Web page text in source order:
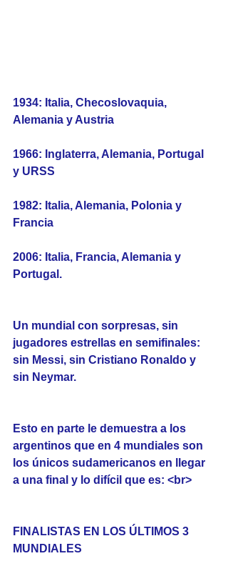
1934: Italia, Checoslovaquia,
Alemania y Austria
1966: Inglaterra, Alemania, Portugal
y URSS
1982: Italia, Alemania, Polonia y
Francia
2006: Italia, Francia, Alemania y
Portugal.
Un mundial con sorpresas, sin
jugadores estrellas en semifinales:
sin Messi, sin Cristiano Ronaldo y
sin Neymar.
Esto en parte le demuestra a los
argentinos que en 4 mundiales son
los únicos sudamericanos en llegar
a una final y lo difícil que es: <br>
FINALISTAS EN LOS ÚLTIMOS 3
MUNDIALES